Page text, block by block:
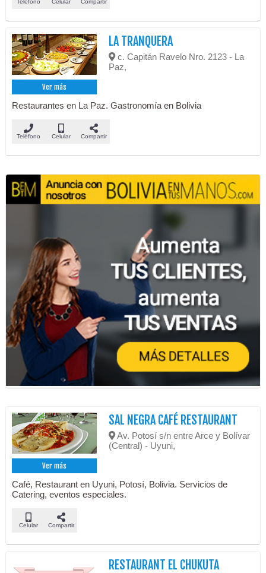
Teléfono Celular Compartir
Ver más
LA TRANQUERA
c. Capitán Ravelo Nro. 2123 - La
Paz,
Restaurantes en La Paz. Gastronomía en Bolivia
Teléfono Celular Compartir
Ver más
SAL NEGRA CAFÉ RESTAURANT
Av. Potosí s/n entre Arce y Bolívar
(Central) - Uyuni,
Café, Restaurant en Uyuni, Potosí, Bolivia. Servicios de
Catering, eventos especiales.
Celular Compartir
RESTAURANT EL CHUKUTA